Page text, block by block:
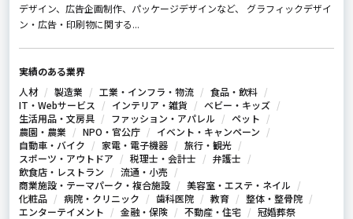
デザイン、広告企画制作、パッケージデザインなど、 グラフィックデザイ
ン・広告・印刷物に関する...
実績のある業界
人材
製造業 工業・インフラ・物流
食品・飲料
IT・Webサービス
インテリア・雑貨
ベビー・キッズ
生活用品・文房具
ファッション・アパレル
ペット
農園・農業
NPO・官公庁
イベント・キャンペーン
自動車・バイク
家電・電子機器
旅行・観光
スポーツ・アウトドア
税理士・会計士
弁護士
飲食店・レストラン
流通・小売
商業施設・テーマパーク・複合施設
美容室・エステ・ネイル
化粧品
病院・クリニック 歯科医院 教育
整体・整骨院
エンターテイメント
金融・保険 不動産・住宅 冠婚葬祭